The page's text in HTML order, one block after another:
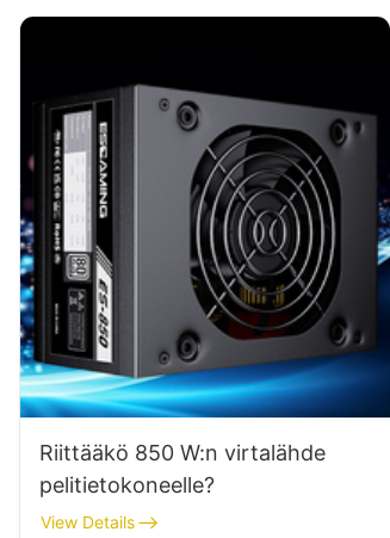
Riittääkö 850 W:n virtalähde
pelitietokoneelle?
View Details